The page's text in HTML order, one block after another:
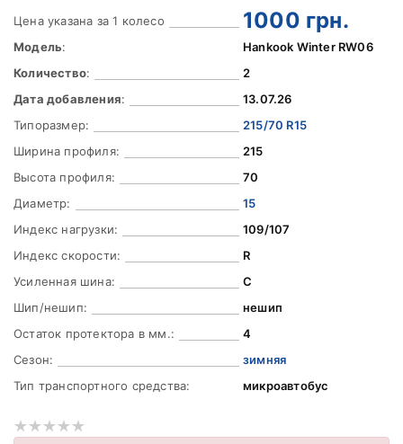
Цена указана за 1 колесо 1000 грн.
Модель:
Hankook Winter RW06
Количество:
2
Дата добавления:
13.07.26
Типоразмер:
215/70 R15
Ширина профиля:
215
Высота профиля:
70
Диаметр:
15
Индекс нагрузки:
109/107
Индекс скорости:
R
Усиленная шина:
C
Шип/нешип:
нешип
Остаток протектора в мм.:
4
Сезон:
зимняя
Тип транспортного средства:
микроавтобус